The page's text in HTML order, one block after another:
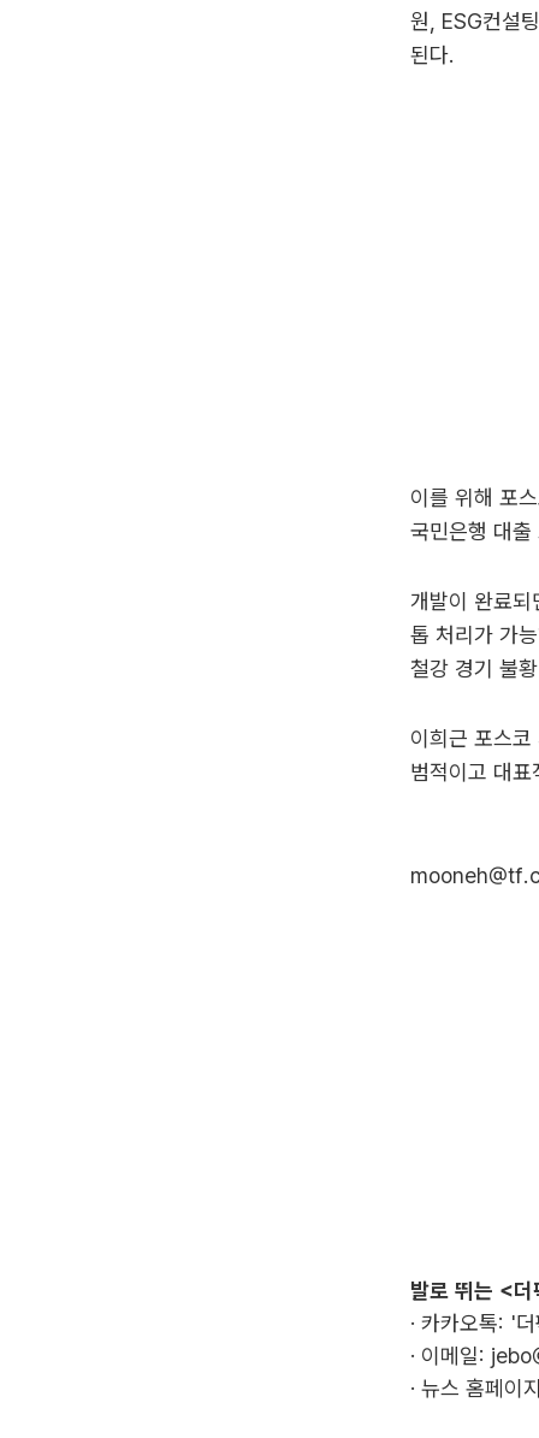
원, ESG컨설
된다.
이를 위해 포
국민은행 대
개발이 완료
톱 처리가 가
철강 경기 불
이희근 포스
범적이고 대
발로 뛰는 <
· 카카오톡: '
· 이메일:
· 뉴스 홈페이